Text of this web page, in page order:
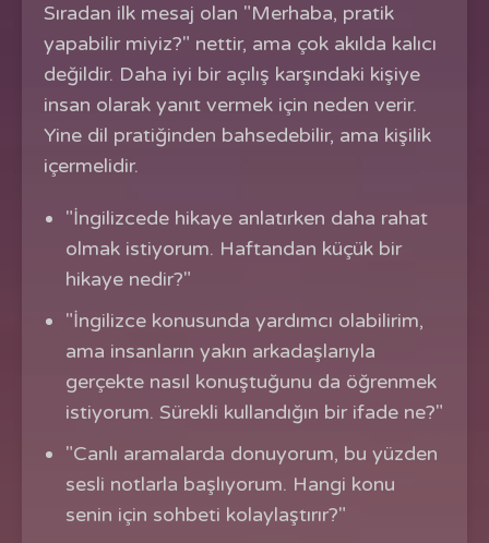
Sıradan ilk mesaj olan "Merhaba, pratik
yapabilir miyiz?" nettir, ama çok akılda kalıcı
değildir. Daha iyi bir açılış karşındaki kişiye
insan olarak yanıt vermek için neden verir.
Yine dil pratiğinden bahsedebilir, ama kişilik
içermelidir.
"İngilizcede hikaye anlatırken daha rahat
olmak istiyorum. Haftandan küçük bir
hikaye nedir?"
"İngilizce konusunda yardımcı olabilirim,
ama insanların yakın arkadaşlarıyla
gerçekte nasıl konuştuğunu da öğrenmek
istiyorum. Sürekli kullandığın bir ifade ne?"
"Canlı aramalarda donuyorum, bu yüzden
sesli notlarla başlıyorum. Hangi konu
senin için sohbeti kolaylaştırır?"